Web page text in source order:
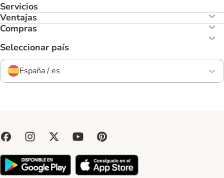
Servicios
Ventajas
Compras
Seleccionar país
España / es